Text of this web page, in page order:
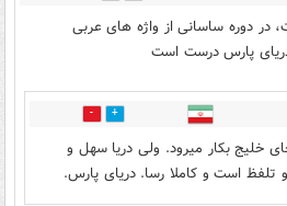
دوره ساسانی از واژه های عربی
پارس درست است
21
خلیج بکار میرود. ولی دریا سهل و
تلفظ است و کاملا رسا. دریای پارس.